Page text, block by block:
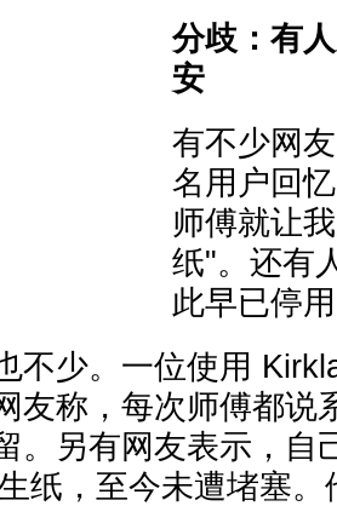
分歧：有
安
有不少网
名用户回
师傅就让
纸"。还有
此早已停
不少。一位使用
友称，每次师傅都说
。另有网友表示，自
纸，至今未遭堵塞